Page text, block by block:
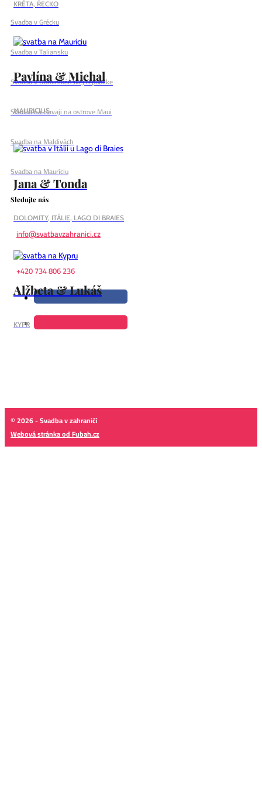
KRÉTA, ŘECKO
Pavlína & Michal
MAURICIUS
Jana & Tonda
DOLOMITY, ITÁLIE, LAGO DI BRAIES
Alžbeta & Lukáš
KYPR
Svadba v Grécku
Svadba v Taliansku
Svadba v Dominikánskej republike
Svadba na Havaji na ostrove Maui
Svadba na Maldivách
Svadba na Mauríciu
Sledujte nás
info@svatbavzahranici.cz
+420 734 806 236
© 2026 - Svadba v zahraničí
Webová stránka od Fubah.cz